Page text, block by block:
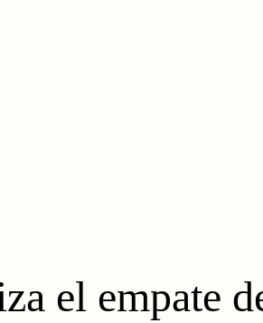
el empate